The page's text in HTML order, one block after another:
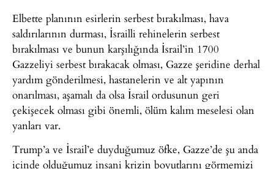
Elbette planının esirlerin serbest bırakılması, hava
saldırılarının durması, İsrailli rehinelerin serbest
bırakılması ve bunun karşılığında İsrail’in 1700
Gazzeliyi serbest bırakacak olması, Gazze şeridine derhal
yardım gönderilmesi, hastanelerin ve alt yapının
onarılması, aşamalı da olsa İsrail ordusunun geri
çekişecek olması gibi önemli, ölüm kalım meselesi olan
yanları var.
Trump’a ve İsrail’e duyduğumuz öfke, Gazze’de şu anda
içinde olduğumuz insani krizin boyutlarını görmemizi